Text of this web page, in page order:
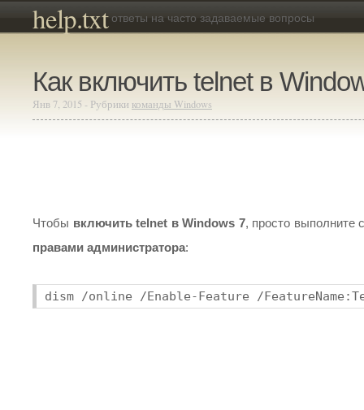
help.txt ответы на часто задаваемые вопросы
Как включить telnet в
Янв 7, 2015 - Рубрики команды Windows
Чтобы включить telnet в Windows 7, просто
правами администратора: